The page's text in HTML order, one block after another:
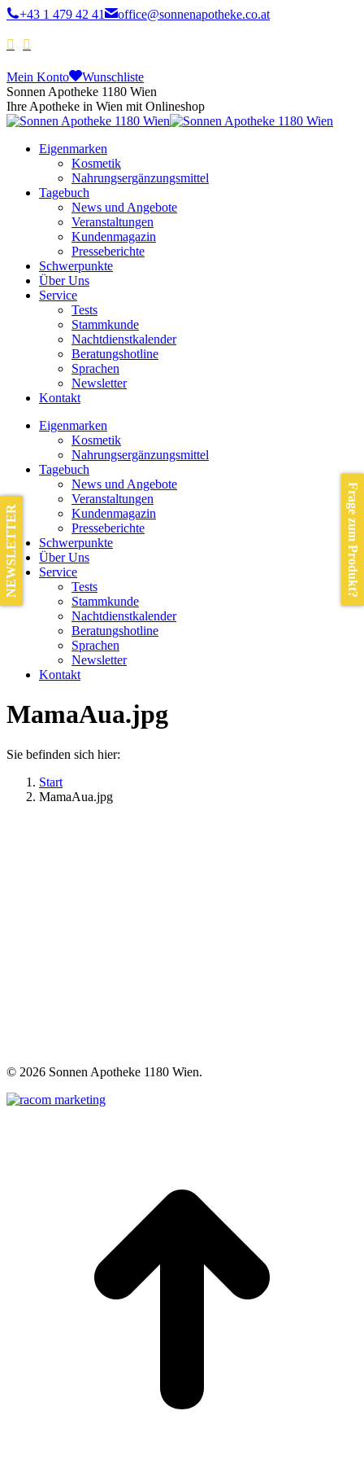
+43 1 479 42 41 office@sonnenapotheke.co.at
Mein Konto
Wunschliste
Sonnen Apotheke 1180 Wien
Ihre Apotheke in Wien mit Onlineshop
Eigenmarken
Kosmetik
Nahrungsergänzungsmittel
Tagebuch
News und Angebote
Veranstaltungen
Kundenmagazin
Presseberichte
Schwerpunkte
Über Uns
Service
Tests
Stammkunde
Nachtdienstkalender
Beratungshotline
Sprachen
Newsletter
Kontakt
Eigenmarken
Kosmetik
Nahrungsergänzungsmittel
Tagebuch
News und Angebote
Veranstaltungen
Kundenmagazin
Presseberichte
Schwerpunkte
Über Uns
Service
Tests
Stammkunde
Nachtdienstkalender
Beratungshotline
Sprachen
Newsletter
Kontakt
MamaAua.jpg
Sie befinden sich hier:
Start
MamaAua.jpg
© 2026 Sonnen Apotheke 1180 Wien.
Frage zum Produkt?
NEWSLETTER